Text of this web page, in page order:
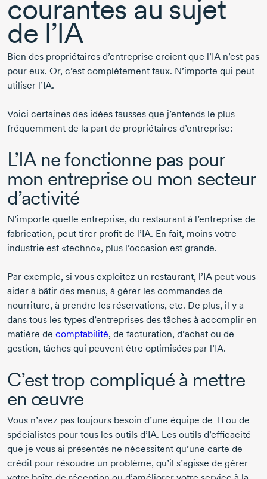
courantes au sujet
de l’IA
Bien des propriétaires d’entreprise croient que l’IA n’est pas
pour eux. Or, c’est complètement faux. N’importe qui peut
utiliser l’IA.
Voici certaines des idées fausses que j’entends le plus
fréquemment de la part de propriétaires d’entreprise:
L’IA ne fonctionne pas pour
mon entreprise ou mon secteur
d’activité
N’importe quelle entreprise, du restaurant à l’entreprise de
fabrication, peut tirer profit de l’IA. En fait, moins votre
industrie est «techno», plus l’occasion est grande.
Par exemple, si vous exploitez un restaurant, l’IA peut vous
aider à bâtir des menus, à gérer les commandes de
nourriture, à prendre les réservations, etc. De plus, il y a
dans tous les types d’entreprises des tâches à accomplir en
matière de comptabilité, de facturation, d’achat ou de
gestion, tâches qui peuvent être optimisées par l’IA.
C’est trop compliqué à mettre
en œuvre
Vous n’avez pas toujours besoin d’une équipe de TI ou de
spécialistes pour tous les outils d’IA. Les outils d’efficacité
que je vous ai présentés ne nécessitent qu’une carte de
crédit pour résoudre un problème, qu’il s’agisse de gérer